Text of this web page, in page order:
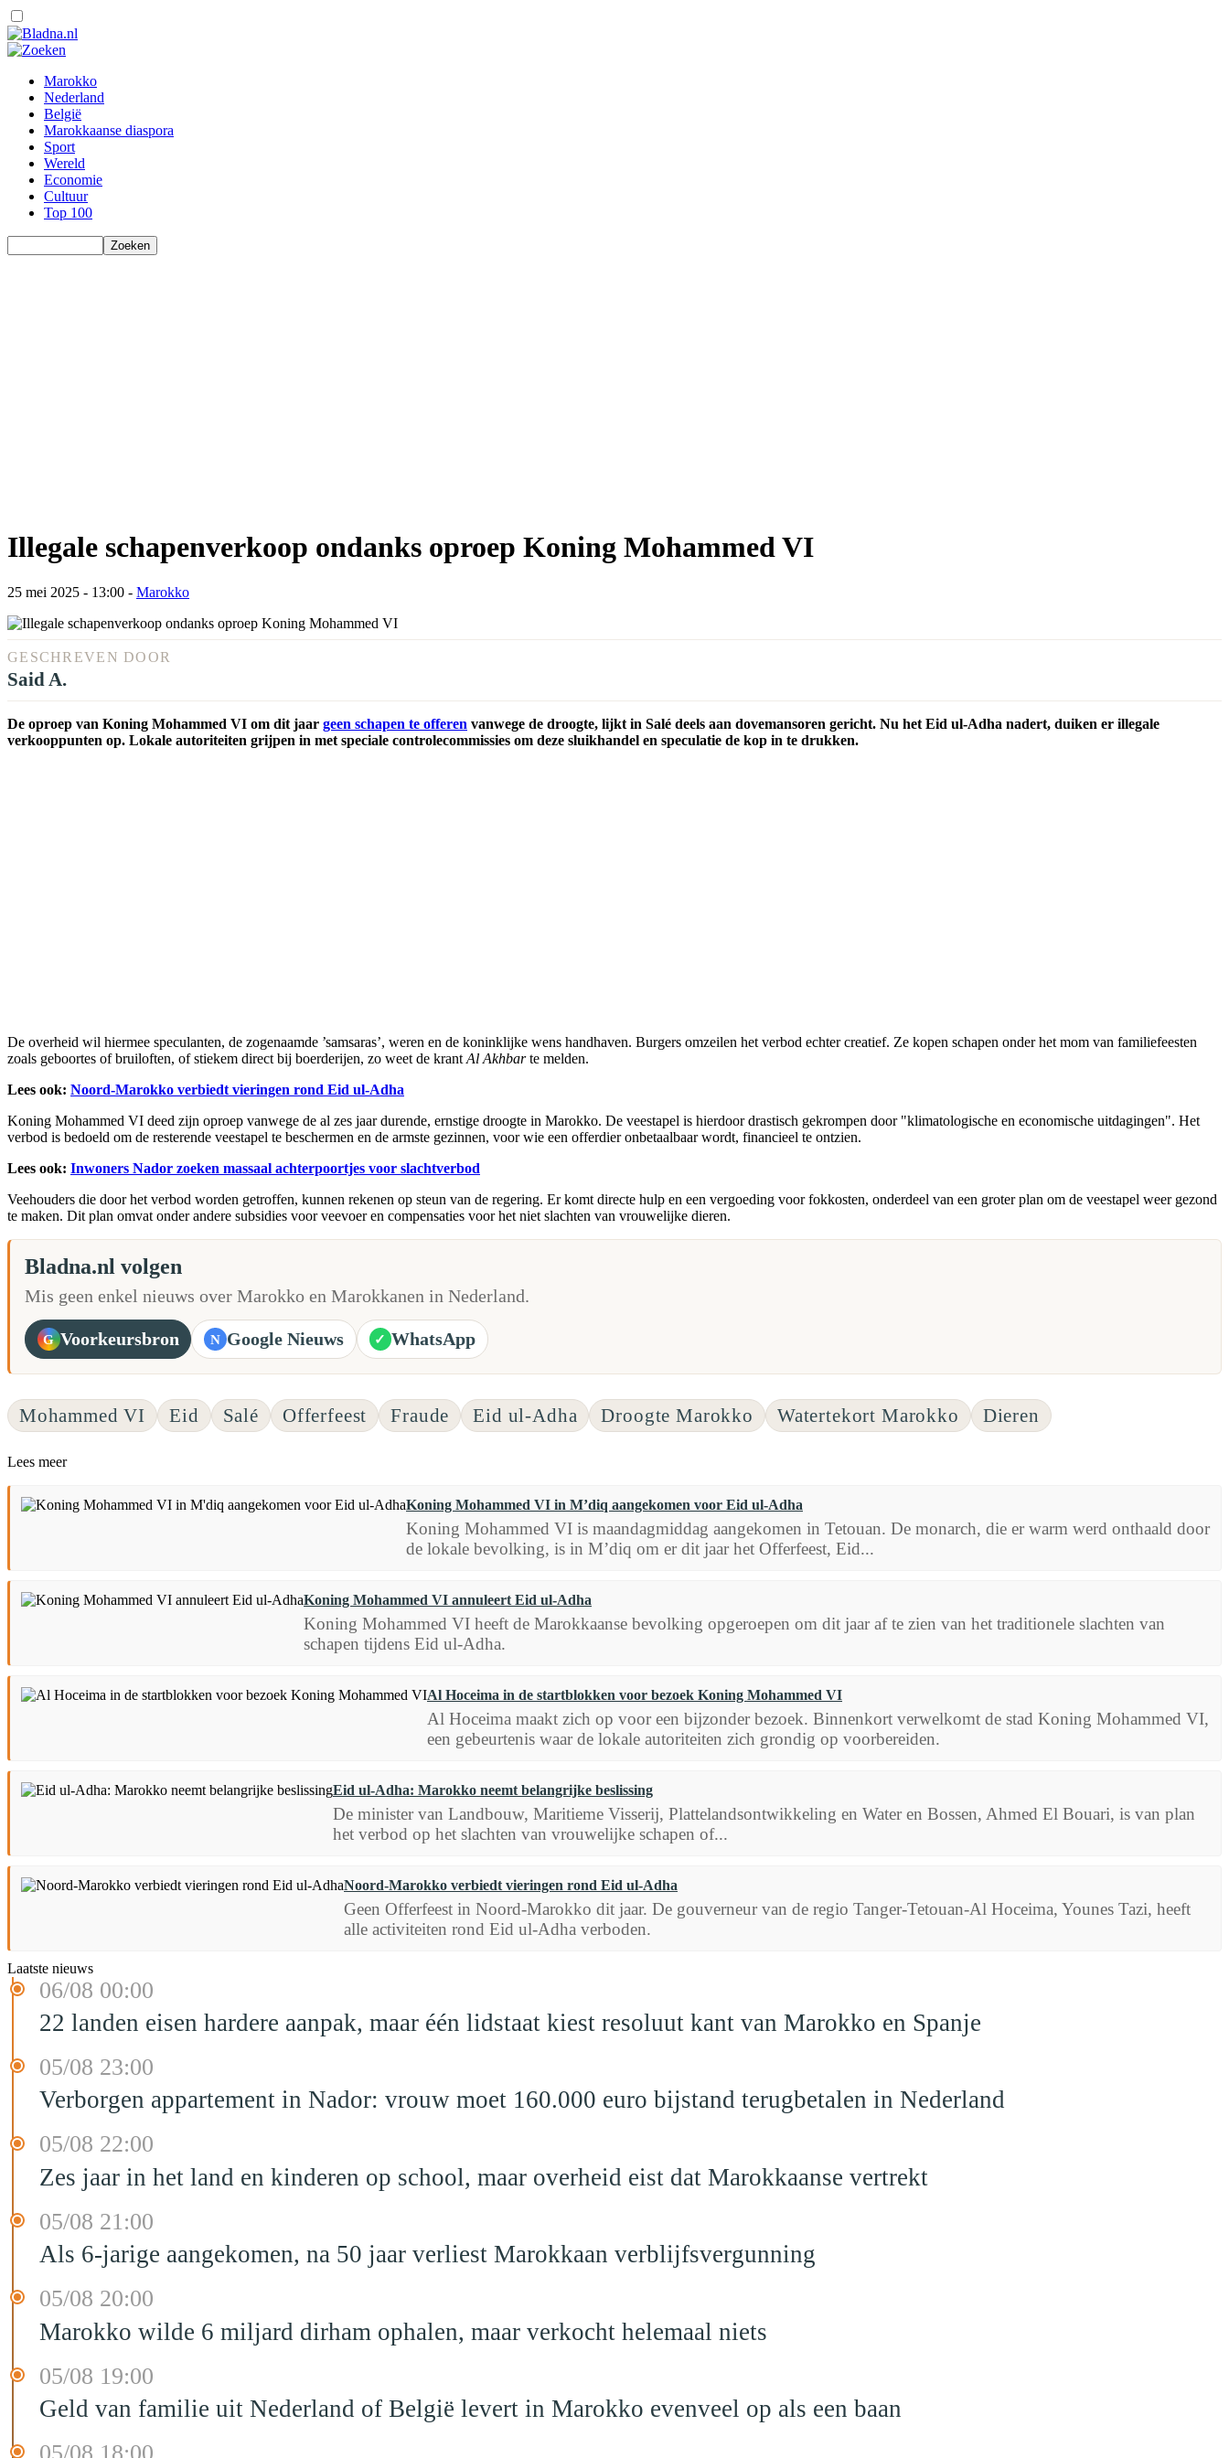
Marokko
Nederland
België
Marokkaanse diaspora
Sport
Wereld
Economie
Cultuur
Top 100
Illegale schapenverkoop ondanks oproep Koning Mohammed VI
25 mei 2025 - 13:00 - Marokko
GESCHREVEN DOOR
Said A.
De oproep van Koning Mohammed VI om dit jaar geen schapen te offeren vanwege de droogte, lijkt in Salé deels aan dovemansoren gericht. Nu het Eid ul-Adha nadert, duiken er illegale
verkooppunten op. Lokale autoriteiten grijpen in met speciale controlecommissies om deze sluikhandel en speculatie de kop in te drukken.
De overheid wil hiermee speculanten, de zogenaamde ’samsaras’, weren en de koninklijke wens handhaven. Burgers omzeilen het verbod echter creatief. Ze kopen schapen onder het mom van familiefeesten
zoals geboortes of bruiloften, of stiekem direct bij boerderijen, zo weet de krant Al Akhbarte melden.
Lees ook: Noord-Marokko verbiedt vieringen rond Eid ul-Adha
Koning Mohammed VI deed zijn oproep vanwege de al zes jaar durende, ernstige droogte in Marokko. De veestapel is hierdoor drastisch gekrompen door "klimatologische en economische uitdagingen". Het
verbod is bedoeld om de resterende veestapel te beschermen en de armste gezinnen, voor wie een offerdier onbetaalbaar wordt, financieel te ontzien.
Lees ook: Inwoners Nador zoeken massaal achterpoortjes voor slachtverbod
Veehouders die door het verbod worden getroffen, kunnen rekenen op steun van de regering. Er komt directe hulp en een vergoeding voor fokkosten, onderdeel van een groter plan om de veestapel weer gezond
te maken. Dit plan omvat onder andere subsidies voor veevoer en compensaties voor het niet slachten van vrouwelijke dieren.
Bladna.nl volgen
Mis geen enkel nieuws over Marokko en Marokkanen in Nederland.
G Voorkeursbron N Google Nieuws ✓ WhatsApp
Mohammed VI Eid Salé Offerfeest Fraude Eid ul-Adha Droogte Marokko Watertekort Marokko Dieren
Lees meer
Koning Mohammed VI in M’diq aangekomen voor Eid ul-Adha
Koning Mohammed VI is maandagmiddag aangekomen in Tetouan. De monarch, die er warm werd onthaald door
de lokale bevolking, is in M’diq om er dit jaar het Offerfeest, Eid...
Koning Mohammed VI annuleert Eid ul-Adha
Koning Mohammed VI heeft de Marokkaanse bevolking opgeroepen om dit jaar af te zien van het traditionele slachten van
schapen tijdens Eid ul-Adha.
Al Hoceima in de startblokken voor bezoek Koning Mohammed VI
Al Hoceima maakt zich op voor een bijzonder bezoek. Binnenkort verwelkomt de stad Koning Mohammed VI,
een gebeurtenis waar de lokale autoriteiten zich grondig op voorbereiden.
Eid ul-Adha: Marokko neemt belangrijke beslissing
De minister van Landbouw, Maritieme Visserij, Plattelandsontwikkeling en Water en Bossen, Ahmed El Bouari, is van plan
het verbod op het slachten van vrouwelijke schapen of...
Noord-Marokko verbiedt vieringen rond Eid ul-Adha
Geen Offerfeest in Noord-Marokko dit jaar. De gouverneur van de regio Tanger-Tetouan-Al Hoceima, Younes Tazi, heeft
alle activiteiten rond Eid ul-Adha verboden.
Laatste nieuws
06/08 00:00
22 landen eisen hardere aanpak, maar één lidstaat kiest resoluut kant van Marokko en Spanje
05/08 23:00
Verborgen appartement in Nador: vrouw moet 160.000 euro bijstand terugbetalen in Nederland
05/08 22:00
Zes jaar in het land en kinderen op school, maar overheid eist dat Marokkaanse vertrekt
05/08 21:00
Als 6-jarige aangekomen, na 50 jaar verliest Marokkaan verblijfsvergunning
05/08 20:00
Marokko wilde 6 miljard dirham ophalen, maar verkocht helemaal niets
05/08 19:00
Geld van familie uit Nederland of België levert in Marokko evenveel op als een baan